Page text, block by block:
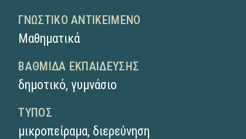
ΓΝΩΣΤΙΚΌ ΑΝΤΙΚΕΊΜΕΝΟ
Μαθηματικά
ΒΑΘΜΊΔΑ ΕΚΠΑΊΔΕΥΣΗΣ
δημοτικό,γυμνάσιο
ΤΎΠΟΣ
μικροπείραμα, διερεύνηση